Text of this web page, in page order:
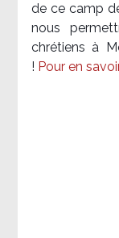
de ce camp
nous
chrétiens à
! Pour en